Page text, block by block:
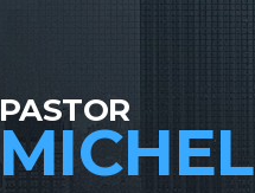
PASTOR
MICHEL